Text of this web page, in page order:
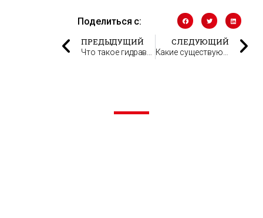
Поделиться с:
ПРЕДЫДУЩИЙ СЛЕДУЮЩИЙ